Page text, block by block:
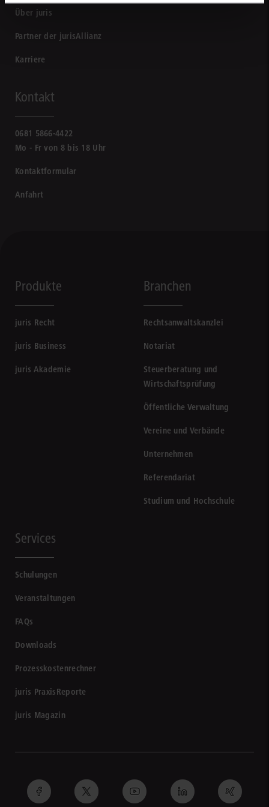
Über juris
Partner der jurisAllianz
Karriere
Kontakt
0681 5866-4422
Mo - Fr von 8 bis 18 Uhr
Kontaktformular
Anfahrt
Produkte
juris Recht
juris Business
juris Akademie
Branchen
Rechtsanwaltskanzlei
Notariat
Steuerberatung und
Wirtschaftsprüfung
Öffentliche Verwaltung
Vereine und Verbände
Unternehmen
Referendariat
Studium und Hochschule
Services
Schulungen
Veranstaltungen
FAQs
Downloads
Prozesskostenrechner
juris PraxisReporte
juris Magazin